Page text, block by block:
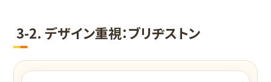
3-2. デザイン重視：ブリヂストン